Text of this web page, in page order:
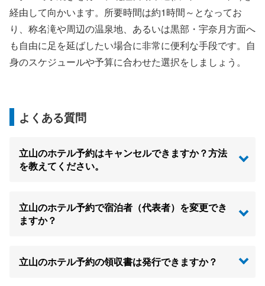
経由して向かいます。所要時間は約1時間～となってお
り、称名滝や周辺の温泉地、あるいは黒部・宇奈月方面へ
も自由に足を延ばしたい場合に非常に便利な手段です。自
身のスケジュールや予算に合わせた選択をしましょう。
よくある質問
立山のホテル予約はキャンセルできますか？方法
を教えてください。
立山のホテル予約で宿泊者（代表者）を変更でき
ますか？
立山のホテル予約の領収書は発行できますか？